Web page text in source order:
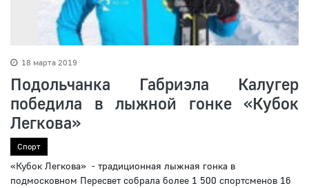
18 марта 2019
Подольчанка Габриэла Калугер
победила в лыжной гонке «Кубок
Легкова»
Спорт
«Кубок Легкова» - традиционная лыжная гонка в
подмосковном Пересвет собрала более 1 500 спортсменов 16